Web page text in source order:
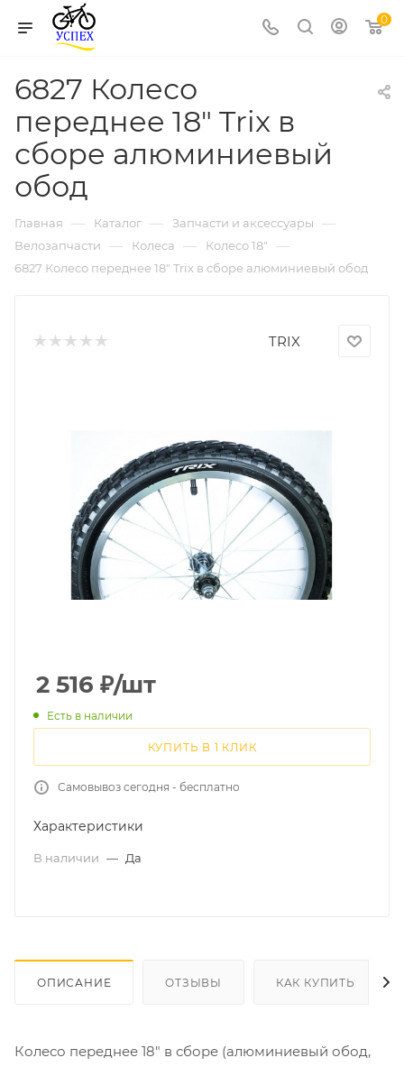
0
6827 Колесо
переднее 18" Trix в
сборе алюминиевый
обод
Главная — Каталог — Запчасти и аксессуары —
Велозапчасти — Колеса — Колесо 18" —
6827 Колесо переднее 18" Trix в сборе алюминиевый обод
TRIX
2 516 ₽/шт
Есть в наличии
КУПИТЬ В 1 КЛИК
Самовывоз сегодня - бесплатно
Характеристики
В наличии — Да
ОПИСАНИЕ ОТЗЫВЫ КАК КУПИТЬ
Колесо переднее 18" в сборе (алюминиевый обод,